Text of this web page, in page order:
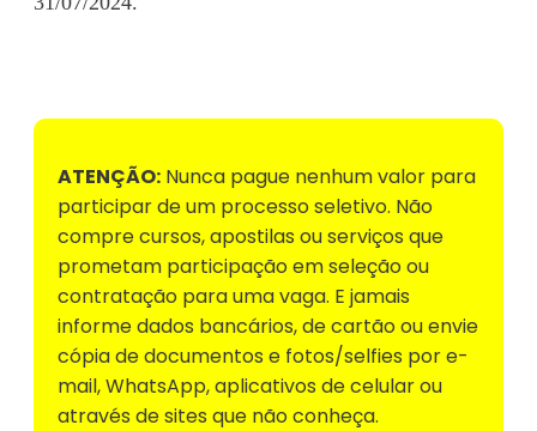
ATENÇÃO: Nunca pague nenhum valor para
participar de um processo seletivo. Não
compre cursos, apostilas ou serviços que
prometam participação em seleção ou
contratação para uma vaga. E jamais
informe dados bancários, de cartão ou envie
cópia de documentos e fotos/selfies por e-
mail, WhatsApp, aplicativos de celular ou
através de sites que não conheça.